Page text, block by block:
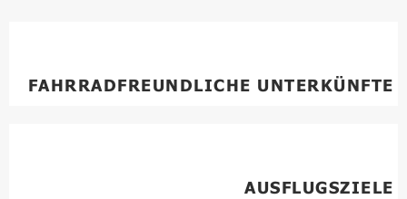
FAHRRADFREUNDLICHE UNTERKÜNFTE
AUSFLUGSZIELE